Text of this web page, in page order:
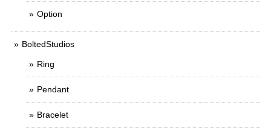
Option
BoltedStudios
Ring
Pendant
Bracelet